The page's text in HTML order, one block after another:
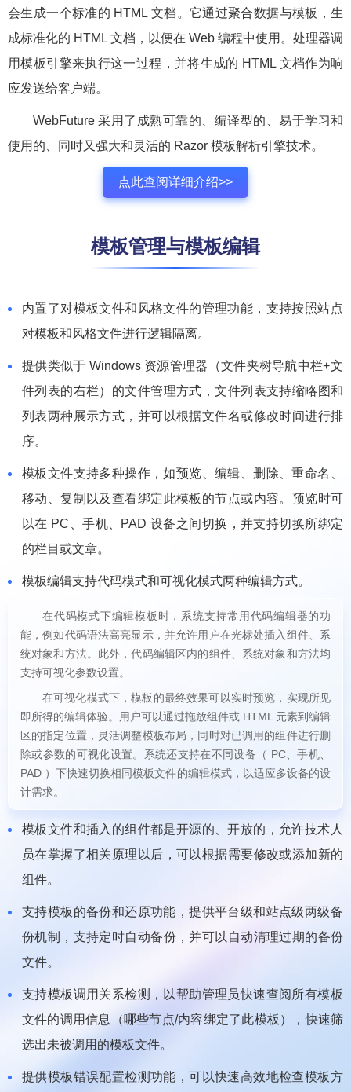
会生成一个标准的 HTML 文档。它通过聚合数据与模板，生
成标准化的 HTML 文档，以便在 Web 编程中使用。处理器调
用模板引擎来执行这一过程，并将生成的 HTML 文档作为响
应发送给客户端。
WebFuture 采用了成熟可靠的、编译型的、易于学习和
使用的、同时又强大和灵活的 Razor 模板解析引擎技术。
点此查阅详细介绍>>
模板管理与模板编辑
内置了对模板文件和风格文件的管理功能，支持按照站点
对模板和风格文件进行逻辑隔离。
提供类似于 Windows 资源管理器（文件夹树导航中栏+文
件列表的右栏）的文件管理方式，文件列表支持缩略图和
列表两种展示方式，并可以根据文件名或修改时间进行排
序。
模板文件支持多种操作，如预览、编辑、删除、重命名、
移动、复制以及查看绑定此模板的节点或内容。预览时可
以在 PC、手机、PAD 设备之间切换，并支持切换所绑定
的栏目或文章。
模板编辑支持代码模式和可视化模式两种编辑方式。
在代码模式下编辑模板时，系统支持常用代码编辑器的功
能，例如代码语法高亮显示，并允许用户在光标处插入组件、系
统对象和方法。此外，代码编辑区内的组件、系统对象和方法均
支持可视化参数设置。
在可视化模式下，模板的最终效果可以实时预览，实现所见
即所得的编辑体验。用户可以通过拖放组件或 HTML 元素到编辑
区的指定位置，灵活调整模板布局，同时对已调用的组件进行删
除或参数的可视化设置。系统还支持在不同设备（ PC、手机、
PAD ）下快速切换相同模板文件的编辑模式，以适应多设备的设
计需求。
模板文件和插入的组件都是开源的、开放的，允许技术人
员在掌握了相关原理以后，可以根据需要修改或添加新的
组件。
支持模板的备份和还原功能，提供平台级和站点级两级备
份机制，支持定时自动备份，并可以自动清理过期的备份
文件。
支持模板调用关系检测，以帮助管理员快速查阅所有模板
文件的调用信息（哪些节点/内容绑定了此模板），快速筛
选出未被调用的模板文件。
提供模板错误配置检测功能，可以快速高效地检查模板方